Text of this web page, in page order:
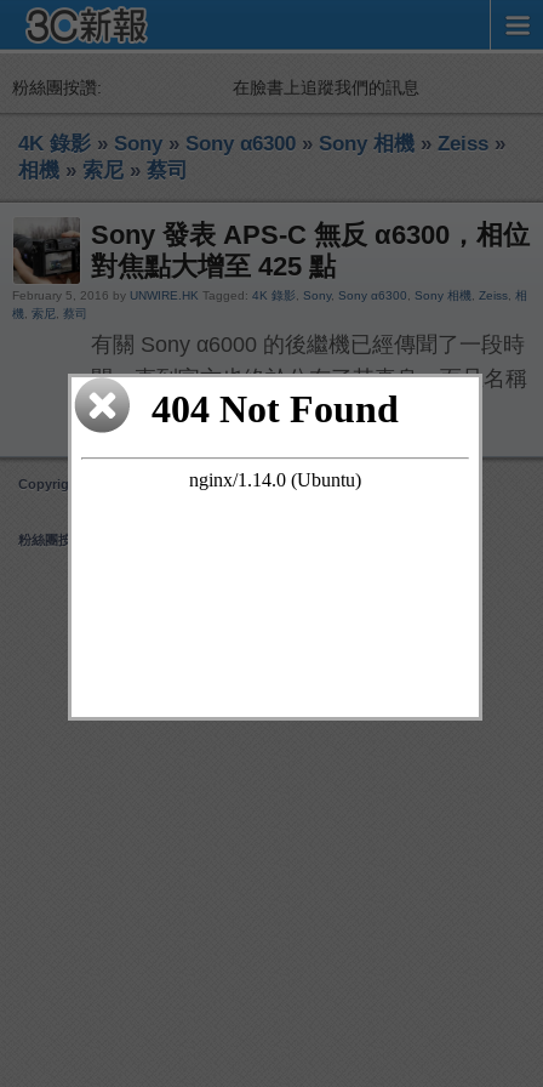
粉絲團按讚: 在臉書上追蹤我們的訊息
4K 錄影 » Sony » Sony α6300 » Sony 相機 » Zeiss »
相機 » 索尼 » 蔡司
Sony 發表 APS-C 無反 α6300，相位
對焦點大增至 425 點
February 5, 2016 by UNWIRE.HK Tagged: 4K 錄影 Sony, Sony α6300 Sony 相機 Zeiss 相
機
索尼 蔡司
有關 Sony α6000 的後繼機已經傳聞了一段時
間，直到官方也終於公布了其真身，而且名稱
也已經確定為 α6 […]
Copyright 3C 新報
粉絲團按讚: